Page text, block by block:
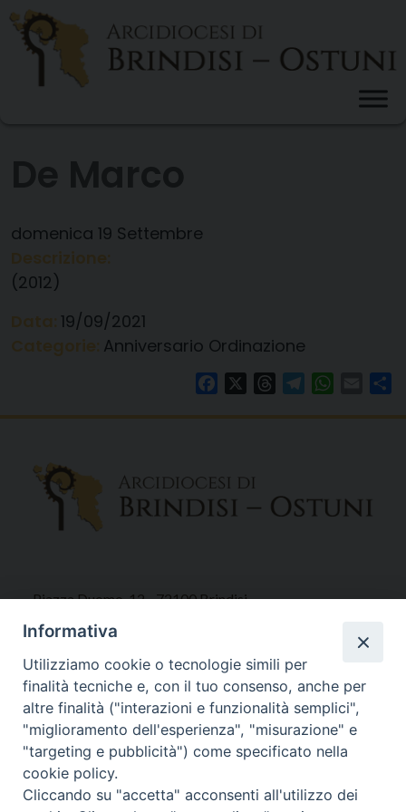
Skip
content
domenica 19 Settembre
(2012)
19/09/2021
Anniversario Ordinazione
FacebookThreadsTelegram Email
Piazza Duomo, 12 - 72100 Brindisi
Tel 0831.521958
Fax 0831.528315
Orari Curia
Mar. / Mer. / Giov. ore 9 - 13
nei mesi estivi solo Martedì ore 9 - 13
Informativa
Utilizziamo cookie o tecnologie simili per
finalità tecniche e, con il tuo consenso, anche per
altre finalità ("interazioni e funzionalità semplici",
"miglioramento dell'esperienza", "misurazione" e
"targeting e pubblicità") come specificato nella
cookie policy.
Cliccando su "accetta" acconsenti all'utilizzo dei